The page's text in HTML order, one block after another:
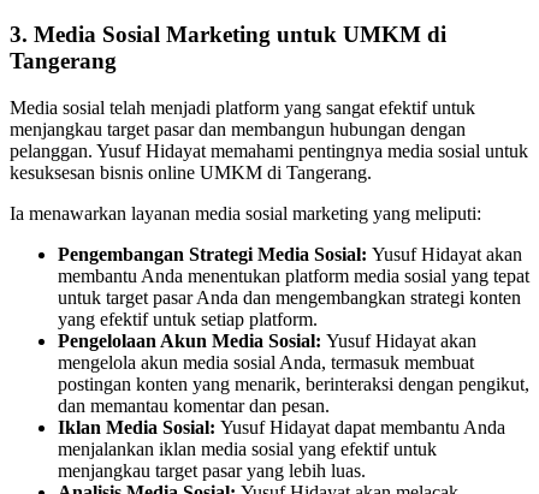
3. Media Sosial Marketing untuk UMKM di
Tangerang
Media sosial telah menjadi platform yang sangat efektif untuk
menjangkau target pasar dan membangun hubungan dengan
pelanggan. Yusuf Hidayat memahami pentingnya media sosial untuk
kesuksesan bisnis online UMKM di Tangerang.
Ia menawarkan layanan media sosial marketing yang meliputi:
Pengembangan Strategi Media Sosial: Yusuf Hidayat akan
membantu Anda menentukan platform media sosial yang tepat
untuk target pasar Anda dan mengembangkan strategi konten
yang efektif untuk setiap platform.
Pengelolaan Akun Media Sosial: Yusuf Hidayat akan
mengelola akun media sosial Anda, termasuk membuat
postingan konten yang menarik, berinteraksi dengan pengikut,
dan memantau komentar dan pesan.
Iklan Media Sosial: Yusuf Hidayat dapat membantu Anda
menjalankan iklan media sosial yang efektif untuk
menjangkau target pasar yang lebih luas.